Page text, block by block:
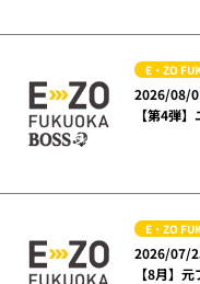
E・ZO
2026/08/
【第4弾
E・ZO
2026/07/
【8月】